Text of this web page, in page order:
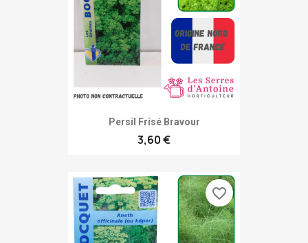
Persil Frisé Bravour
3,60 €
favorite_border